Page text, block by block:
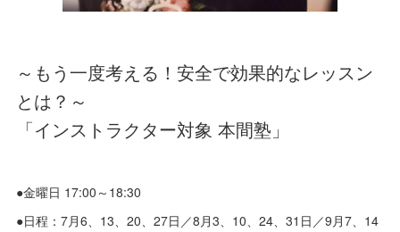
～もう一度考える！安全で効果的なレッスン
とは？～
「インストラクター対象 本間塾」
●金曜日 17:00～18:30
●日程：7月6、13、20、27日／8月3、10、24、31日／9月7、14